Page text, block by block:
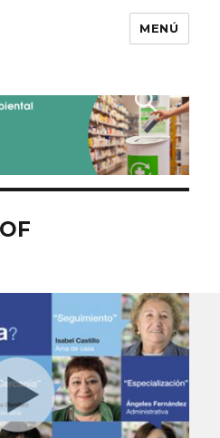
MENÚ
Buscar
por: